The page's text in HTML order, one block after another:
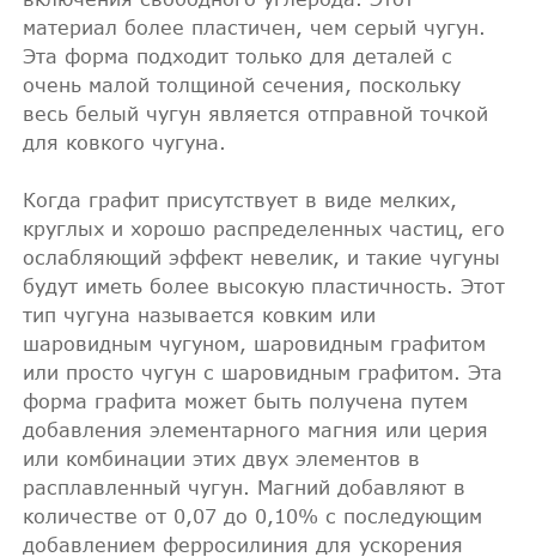
материал более пластичен, чем серый чугун.
Эта форма подходит только для деталей с
очень малой толщиной сечения, поскольку
весь белый чугун является отправной точкой
для ковкого чугуна.
Когда графит присутствует в виде мелких,
круглых и хорошо распределенных частиц, его
ослабляющий эффект невелик, и такие чугуны
будут иметь более высокую пластичность. Этот
тип чугуна называется ковким или
шаровидным чугуном, шаровидным графитом
или просто чугун с шаровидным графитом. Эта
форма графита может быть получена путем
добавления элементарного магния или церия
или комбинации этих двух элементов в
расплавленный чугун. Магний добавляют в
количестве от 0,07 до 0,10% с последующим
добавлением ферросилиния для ускорения